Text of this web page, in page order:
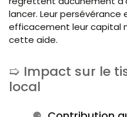
lancer. Leur
efficacement leur capital
cette aide.
Impact sur le
local